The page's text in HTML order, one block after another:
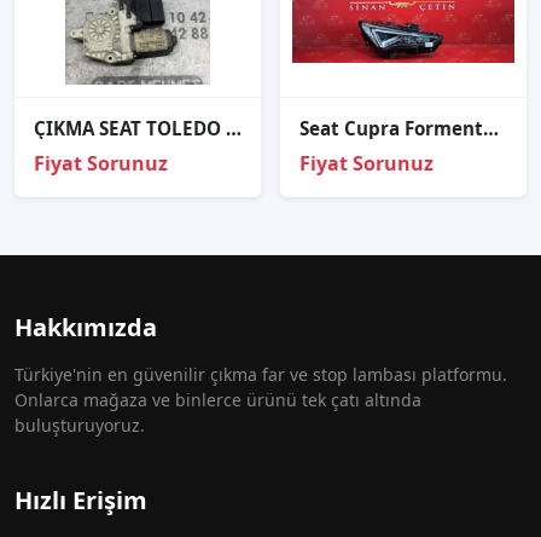
ÇIKMA SEAT TOLEDO SOL ARKA CAM MOTORU 101439-203
Fiyat Sorunuz
Seat Cupra Formentor Fr Led Sağ Far Orj Çıkma 5fb941008f
Fiyat Sorunuz
Hakkımızda
Türkiye'nin en güvenilir çıkma far ve stop lambası platformu.
Onlarca mağaza ve binlerce ürünü tek çatı altında
buluşturuyoruz.
Hızlı Erişim